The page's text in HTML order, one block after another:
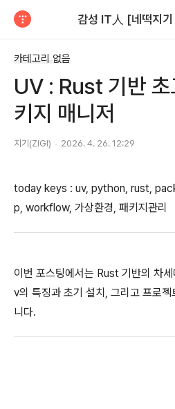
감성 IT人 [네떡지
카테고리 없음
UV : Rust 기반 초
키지 매니저
지기(ZIGI) 2026. 4. 26. 12:29
today keys : uv, python, rust,
p, workflow, 가상환경, 패키지관리
이번 포스팅에서는 Rust 기반의 차
v의 특징과 초기 설치, 그리고 프로
니다.